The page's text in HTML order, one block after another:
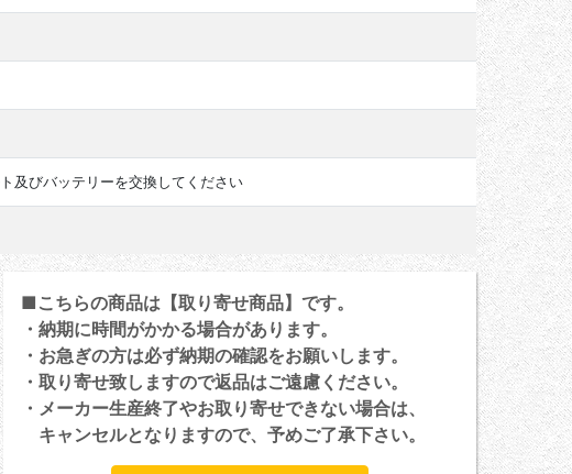
及びバッテリーを交換してください
■こちらの商品は【取り寄せ商品】です。
・納期に時間がかかる場合があります。
・お急ぎの方は必ず納期の確認をお願いします。
・取り寄せ致しますので返品はご遠慮ください。
・メーカー生産終了やお取り寄せできない場合は、
キャンセルとなりますので、予めご了承下さい。